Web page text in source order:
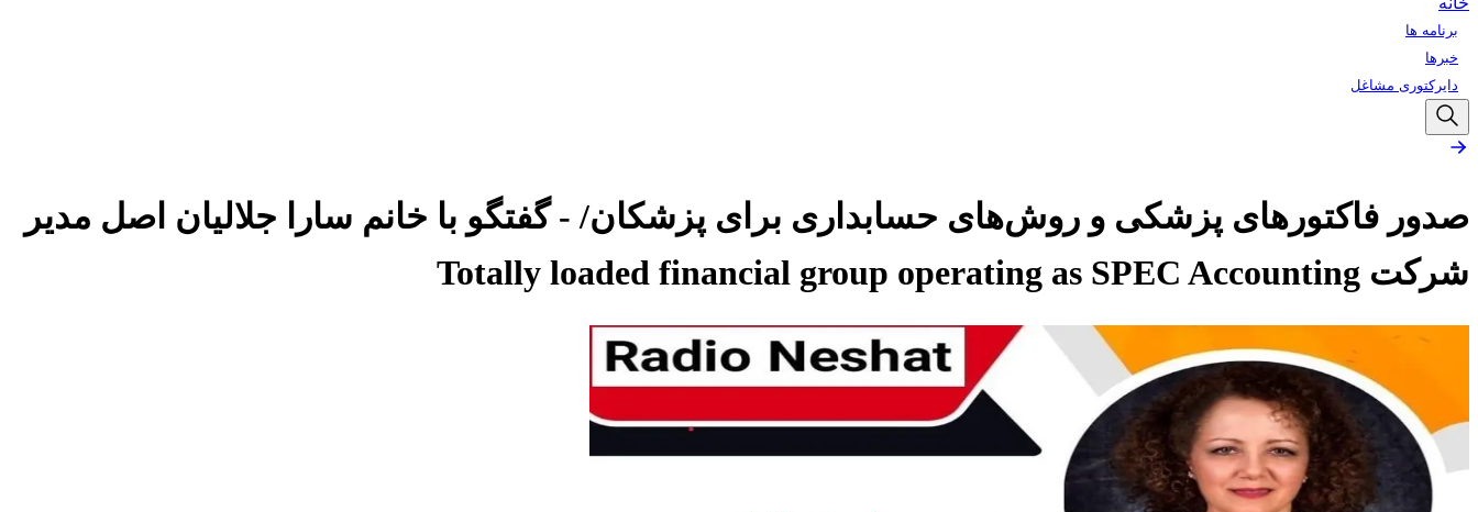
برنامه ها
خبرها
دایرکتوری مشاغل
صدور فاکتورهای پزشکی و روش‌های حسابداری برای پزشکان/ - گفتگو با خانم سارا جلاليان اصل مدير
شركت Totally loaded financial group operating as SPEC Accounting